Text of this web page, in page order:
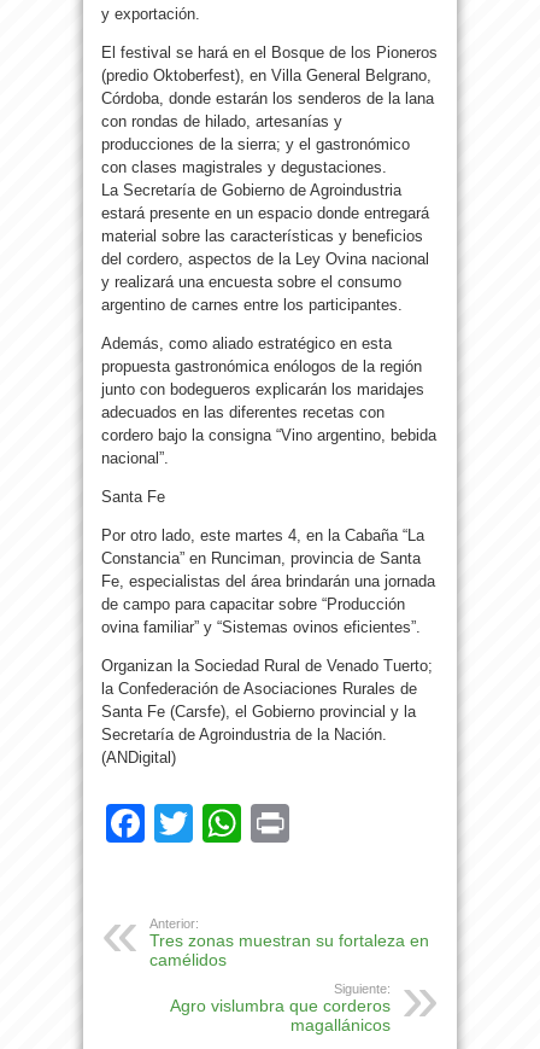
y exportación.
El festival se hará en el Bosque de los Pioneros
(predio Oktoberfest), en Villa General Belgrano,
Córdoba, donde estarán los senderos de la lana
con rondas de hilado, artesanías y
producciones de la sierra; y el gastronómico
con clases magistrales y degustaciones.
La Secretaría de Gobierno de Agroindustria
estará presente en un espacio donde entregará
material sobre las características y beneficios
del cordero, aspectos de la Ley Ovina nacional
y realizará una encuesta sobre el consumo
argentino de carnes entre los participantes.
Además, como aliado estratégico en esta
propuesta gastronómica enólogos de la región
junto con bodegueros explicarán los maridajes
adecuados en las diferentes recetas con
cordero bajo la consigna “Vino argentino, bebida
nacional”.
Santa Fe
Por otro lado, este martes 4, en la Cabaña “La
Constancia” en Runciman, provincia de Santa
Fe, especialistas del área brindarán una jornada
de campo para capacitar sobre “Producción
ovina familiar” y “Sistemas ovinos eficientes”.
Organizan la Sociedad Rural de Venado Tuerto;
la Confederación de Asociaciones Rurales de
Santa Fe (Carsfe), el Gobierno provincial y la
Secretaría de Agroindustria de la Nación.
(ANDigital)
Facebook
TwitterWhatsApp
Anterior:
Tres zonas muestran su fortaleza en
camélidos
Siguiente:
Agro vislumbra que corderos
magallánicos